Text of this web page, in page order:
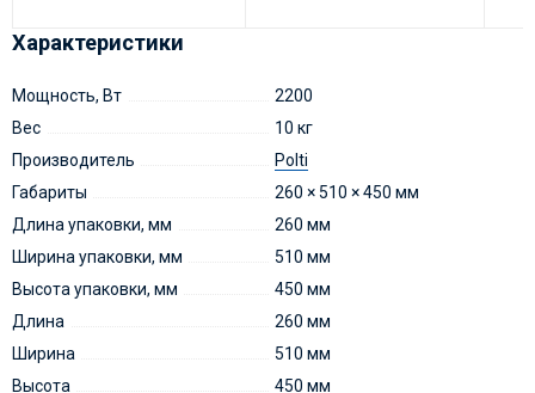
Характеристики
Мощность, Вт
2200
Вес
10 кг
Производитель
Polti
Габариты
260 × 510 × 450 мм
Длина упаковки, мм
260 мм
Ширина упаковки, мм
510 мм
Высота упаковки, мм
450 мм
Длина
260 мм
Ширина
510 мм
Высота
450 мм